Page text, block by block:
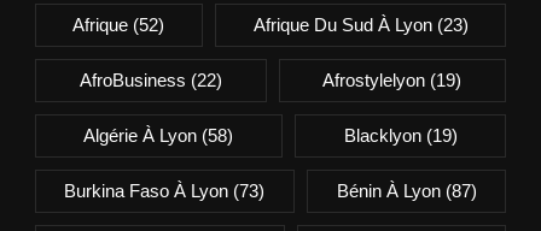
Afrique (52) Afrique Du Sud À Lyon(23)
AfroBusiness (22) Afrostylelyon (19)
Algérie À Lyon (58) Blacklyon(19)
Burkina Faso À Lyon (73) Bénin À Lyon(87)